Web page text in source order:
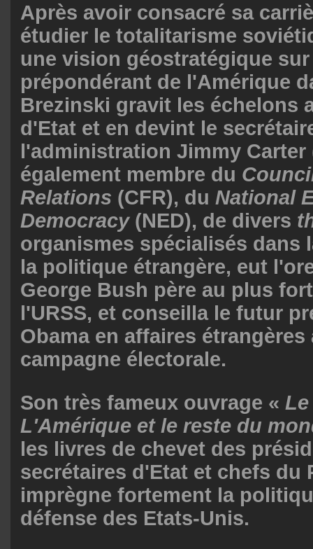
Après avoir consacré sa
étudier le totalitarisme
une vision géostratégique
prépondérant de l'Amérique
Brezinski gravit les échelons
d'Etat et en devint le
l'administration Jimmy Carter
également membre du
Relations (CFR), du National
Democracy(NED), de divers
organismes spécialisés dans
la politique étrangère, eut
George Bush père au plus
l'URSS, et conseilla le futur
Obama en affaires
campagne électorale.
Son très fameux ouvrage «
L'Amérique et le reste du
les livres de chevet des
secrétaires d'Etat et chefs du
imprègne fortement la
défense des Etats-Unis.